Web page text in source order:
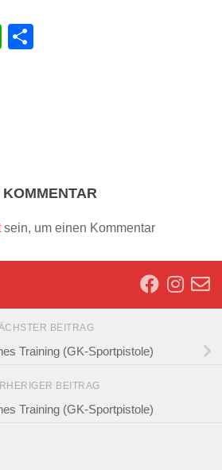
WhatsApp
sein, um einen Kommentar
BEITRAG
Training (GK-Sportpistole)
BEITRAG
Training (GK-Sportpistole)